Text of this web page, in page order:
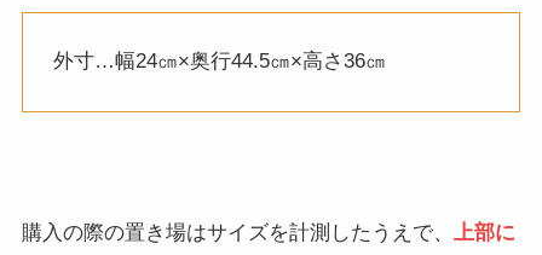
外寸…幅24㎝×奥行44.5㎝×高さ36㎝
購入の際の置き場はサイズを計測したうえで、
上部に